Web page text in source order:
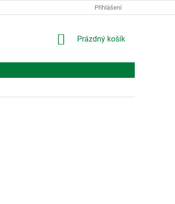
Přihlášení
NÁKUPNÍ
Prázdný košík